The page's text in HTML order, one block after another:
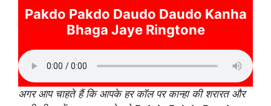
Pakdo Pakdo Daudo Daudo Kanha
Bhaga Jaye Ringtone
अगर आप चाहते हैं कि आपके हर कॉल पर कान्हा की शरारत और